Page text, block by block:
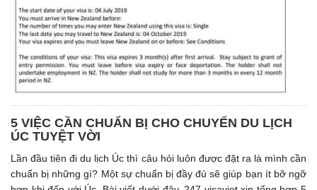
5 VIỆC CẦN CHUẨN BỊ CHO CHUYỂN DU LỊCH
ÚC TUYỆT VỜI
Lần đầu tiên đi du lịch Úc thì câu hỏi luôn được đặt ra là mình cần
chuẩn bị những gì? Một sự chuẩn bị đầy đủ sẽ giúp bạn ít bỡ ngỡ